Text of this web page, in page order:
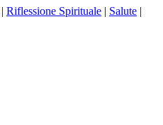
| Riflessione Spirituale | Salute |